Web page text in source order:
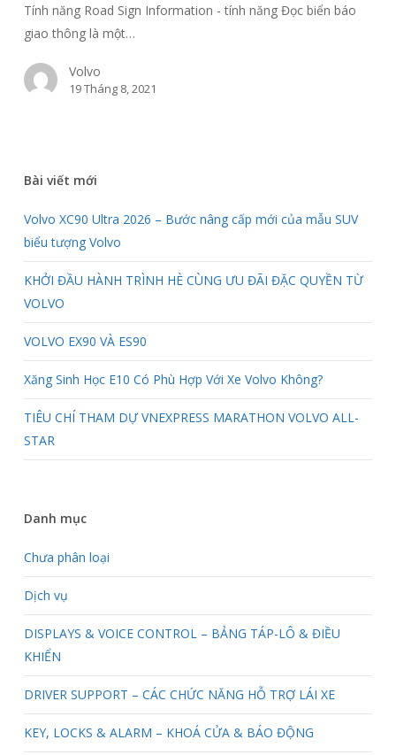
TIN
BIỂN
GIAO
INFORMATION
Tính năng Road Sign Information - tính năng Đọc biển báo
giao thông là một…
Volvo
19 Tháng 8, 2021
Bài viết mới
Volvo XC90 Ultra 2026 – Bước nâng cấp mới của mẫu SUV
biểu tượng Volvo
KHỞI ĐẦU HÀNH TRÌNH HÈ CÙNG ƯU ĐÃI ĐẶC QUYỀN TỪ
VOLVO
VOLVO EX90 VÀ ES90
Xăng Sinh Học E10 Có Phù Hợp Với Xe Volvo Không?
TIÊU CHÍ THAM DỰ VNEXPRESS MARATHON VOLVO ALL-
STAR
Danh mục
Chưa phân loại
Dịch vụ
DISPLAYS & VOICE CONTROL – BẢNG TÁP-LÔ & ĐIỀU
KHIỂN
DRIVER SUPPORT – CÁC CHỨC NĂNG HỖ TRỢ LÁI XE
KEY, LOCKS & ALARM – KHOÁ CỬA & BÁO ĐỘNG